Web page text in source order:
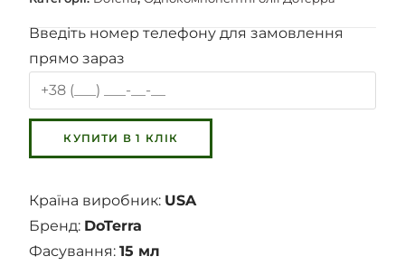
Введіть номер телефону для замовлення
прямо зараз
Країна виробник: USA
Бренд: DoTerra
Фасування:15 мл